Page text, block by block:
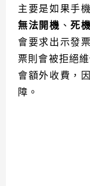
主要是如果手
無法開機 、死
會要求出示發
票則會被拒絕
會額外收費，
障。